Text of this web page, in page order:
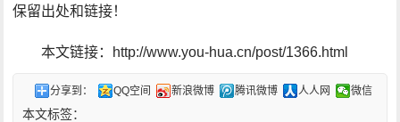
保留出处和链接！
本文链接：http://www.you-hua.cn/post/1366.html
分享到： QQ空间 新浪微博 腾讯微博 人人网 微信
本文标签：